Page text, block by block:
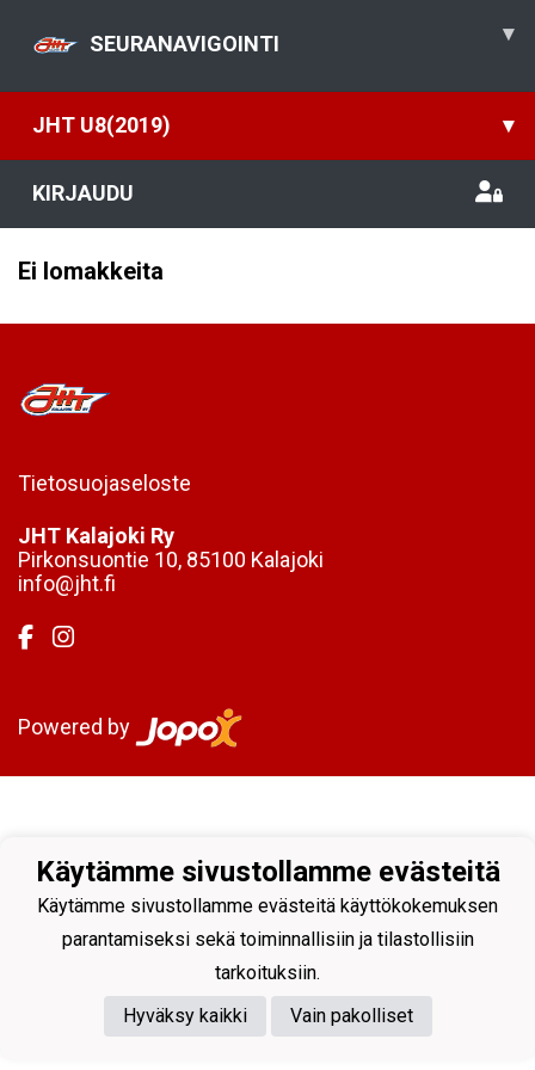
SEURANAVIGOINTI ▾
JHT U8(2019) ▾
KIRJAUDU
Ei lomakkeita
Tietosuojaseloste
JHT Kalajoki Ry
Pirkonsuontie 10, 85100 Kalajoki
info@jht.fi
Powered by
Käytämme sivustollamme evästeitä
Käytämme sivustollamme evästeitä käyttökokemuksen
parantamiseksi sekä toiminnallisiin ja tilastollisiin
tarkoituksiin.
Hyväksy kaikki
Vain pakolliset